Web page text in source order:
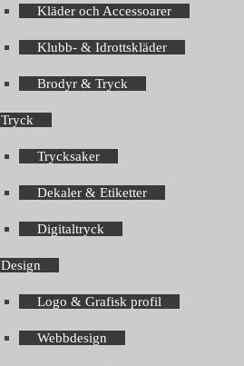
Kläder och Accessoarer
Klubb- & Idrottskläder
Brodyr & Tryck
Tryck
Trycksaker
Dekaler & Etiketter
Digitaltryck
Design
Logo & Grafisk profil
Webbdesign